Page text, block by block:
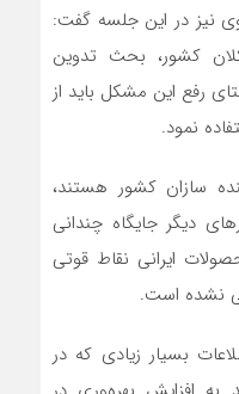
نیز در این جلسه گفت:
کشور، بحث تدوین
رفع این مشکل باید از
نمود.
سازان کشور هستند،
دیگر جایگاه چندانی
ایرانی نقاط قوتی
نشده است.
بسیار زیادی که در